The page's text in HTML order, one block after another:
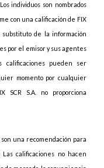
individuos son nombrados
con una calificación de FIX
de la información
por el emisor y sus agentes
pueden ser
momento por cualquier
SCR S.A. no proporciona
una recomendación para
calificaciones no hacen